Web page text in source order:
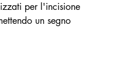
per l'incisione
un segno